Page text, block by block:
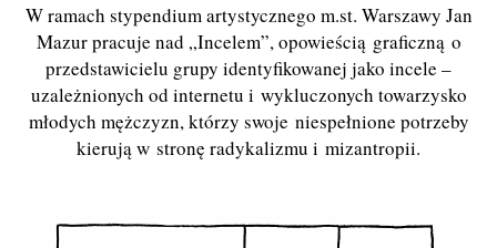
W ramach stypendium artystycznego m.st. Warszawy Jan
Mazur pracuje nad „Incelem”, opowieścią graficzną o
przedstawicielu grupy identyfikowanej jako incele –
uzależnionych od internetu i wykluczonych towarzysko
młodych mężczyzn, którzy swoje niespełnione potrzeby
kierują w stronę radykalizmu i mizantropii.